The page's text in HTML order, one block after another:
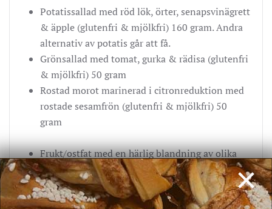
Potatissallad med röd lök, örter, senapsvinägrett
& äpple (glutenfri & mjölkfri) 160 gram. Andra
alternativ av potatis går att få.
Grönsallad med tomat, gurka & rädisa (glutenfri
& mjölkfri) 50 gram
Rostad morot marinerad i citronreduktion med
rostade sesamfrön (glutenfri & mjölkfri) 50
gram
Frukt/ostfat med en härlig blandning av olika
ostar, frukter. (glutenfri) 80 gram
Kallslagen bearnaise (glutenfri & mjölkfri) 40×